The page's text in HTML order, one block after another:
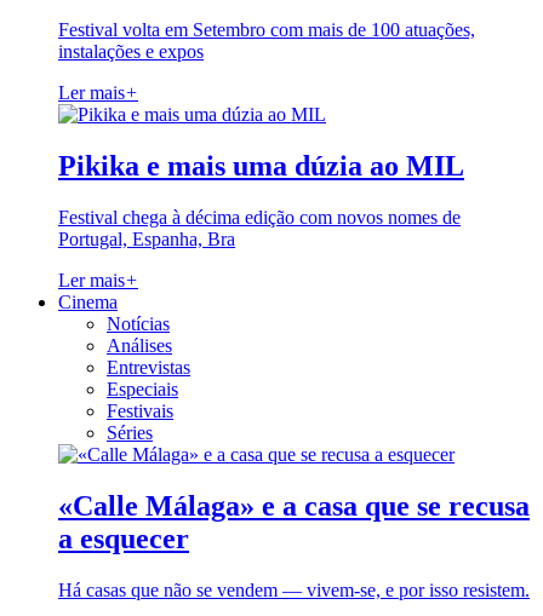
Festival volta em Setembro com mais de 100 atuações,
instalações e expos
Ler mais+
Pikika e mais uma dúzia ao MIL
Festival chega à décima edição com novos nomes de
Portugal, Espanha, Bra
Ler mais+
Cinema
Notícias
Análises
Entrevistas
Especiais
Festivais
Séries
«Calle Málaga» e a casa que se recusa
a esquecer
Há casas que não se vendem — vivem-se, e por isso resistem.